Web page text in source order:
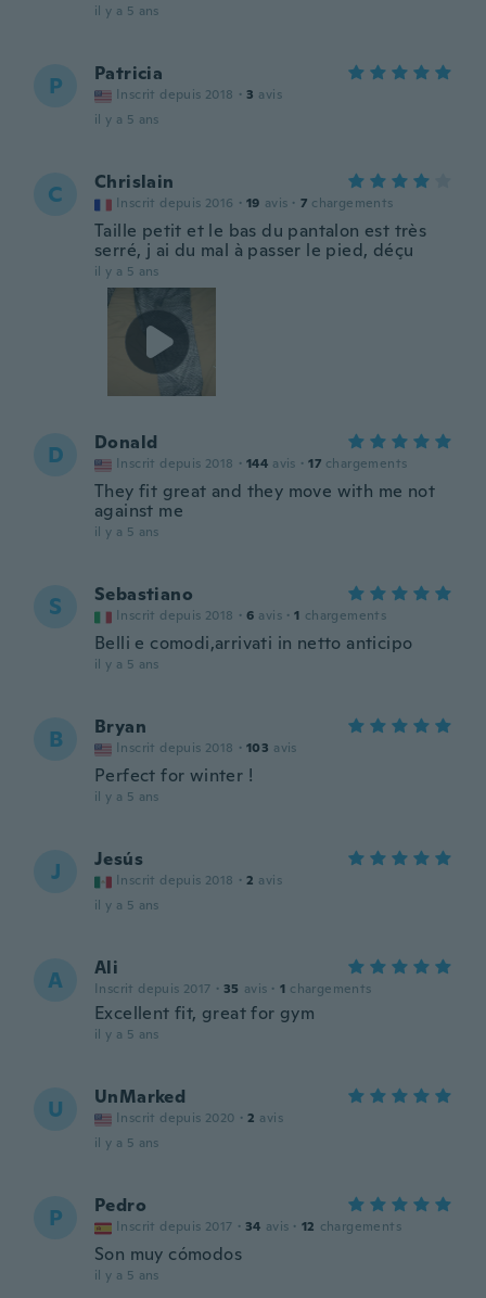
il y a 5 ans
P Patricia
Inscrit depuis 2018 · 3 avis
il y a 5 ans
C Chrislain
Inscrit depuis 2016 · 19 avis · 7 chargements
Taille petit et le bas du pantalon est très
serré, j ai du mal à passer le pied, déçu
il y a 5 ans
D Donald
Inscrit depuis 2018 · 144 avis · 17 chargements
They fit great and they move with me not
against me
il y a 5 ans
S Sebastiano
Inscrit depuis 2018 · 6 avis · 1 chargements
Belli e comodi,arrivati in netto anticipo
il y a 5 ans
B Bryan
Inscrit depuis 2018 · 103 avis
Perfect for winter !
il y a 5 ans
J Jesús
Inscrit depuis 2018 · 2 avis
il y a 5 ans
A Ali
Inscrit depuis 2017 · 35 avis · 1 chargements
Excellent fit, great for gym
il y a 5 ans
U UnMarked
Inscrit depuis 2020 · 2 avis
il y a 5 ans
P Pedro
Inscrit depuis 2017 · 34 avis · 12 chargements
Son muy cómodos
il y a 5 ans